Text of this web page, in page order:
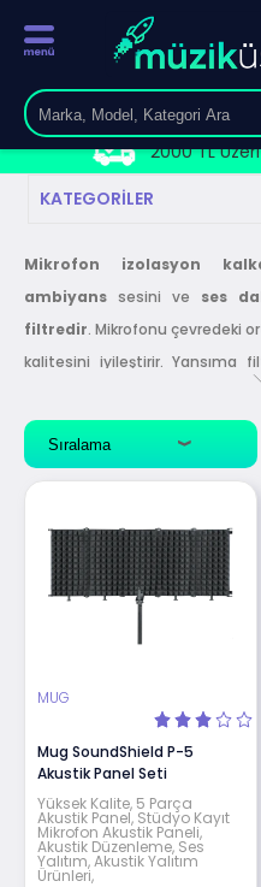
2000 TL
KATEGORILER
Mikrofon izolasyon
ambiyans sesini ve ses
filtredir. Mikrofonu çevredeki
kalitesini iyileştirir. Yansıma
sönümleyen ve emen;
sahiptir. İstenmeyen gürültü
ses kayıtlarınızın renklenme
gerçekleştirilebilmesini sağlar.
MUG
Mug SoundShield P-5
Akustik Panel Seti
Yüksek Kalite, 5 Parça
Akustik Panel, Stüdyo Kayıt
Mikrofon Akustik Paneli,
Akustik Düzenleme, Ses
Yalıtım, Akustik Yalıtım
Ürünleri,